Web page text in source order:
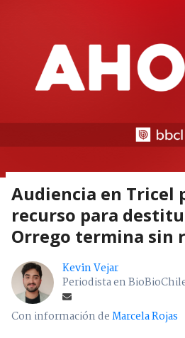
Audiencia en Tricel
recurso para
Orrego termina sin
Kevin Vejar
Periodista en
Con información deMarcela Rojas